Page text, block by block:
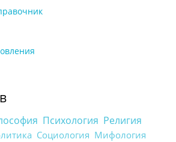
Психология Религия
Социология Мифология